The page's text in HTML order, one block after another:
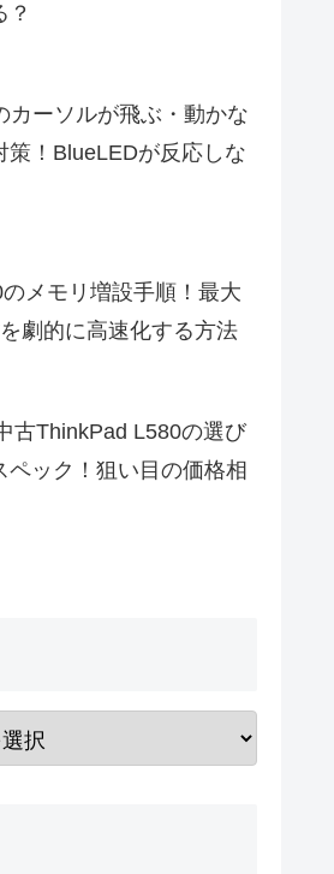
？
カーソルが飛ぶ・動かな
策！BlueLEDが反応しな
メモリ増設手順！最大
劇的に高速化する方法
古ThinkPad L580の選び
ペック！狙い目の価格相